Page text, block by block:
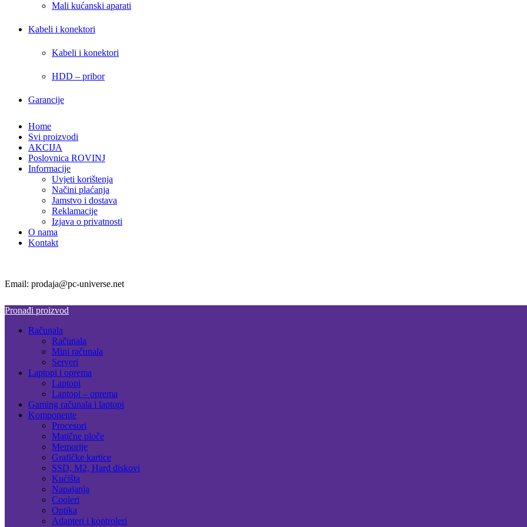
Mali kućanski aparati
Kabeli i konektori
Kabeli i konektori
HDD – pribor
Garancije
Home
Svi proizvodi
AKCIJA
Poslovnica ROVINJ
Informacije
Uvjeti korištenja
Načini plaćanja
Jamstvo i dostava
Reklamacije
Izjava o privatnosti
O nama
Kontakt
Email: prodaja@pc-universe.net
Pronađi proizvod
Računala
Računala
Mini računala
Serveri
Laptopi i oprema
Laptopi
Laptopi – oprema
Gaming računala i laptopi
Komponente
Procesori
Matične ploče
Memorije
Grafičke kartice
SSD, M2, Hard diskovi
Kućišta
Napajanja
Cooleri
Optika
Adapteri i kontroleri